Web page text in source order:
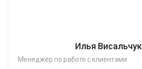
Илья Висальчук
Менеджер по работе с клиентами